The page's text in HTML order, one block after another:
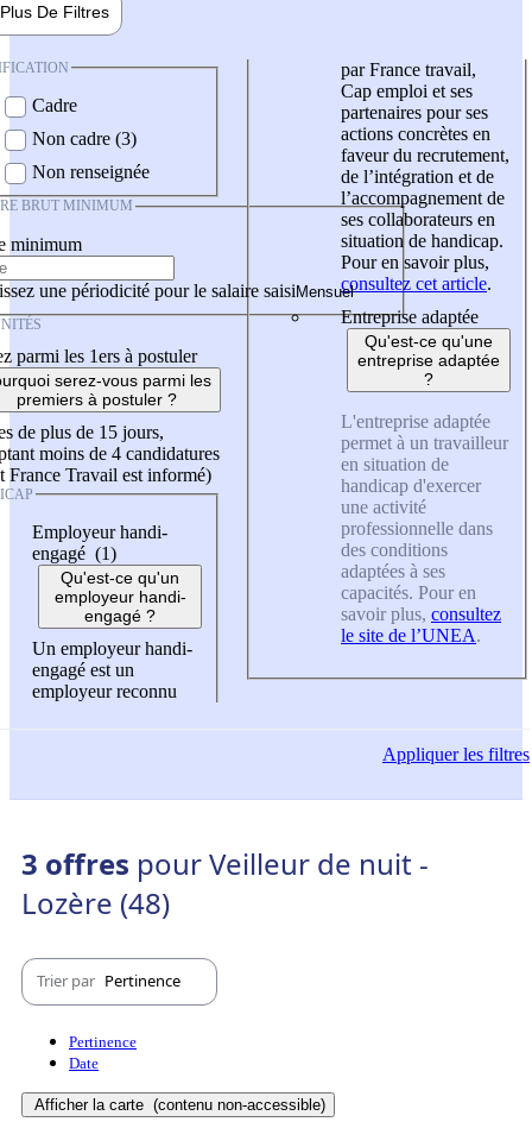
Plus De Filtres
Cadre
Non cadre (3)
Non renseignée
BRUT MINIMUM
minimum
une périodicité pour le salaire saisi
parmi les 1ers à postuler
serez-vous parmi les
premiers à postuler ?
de plus de 15 jours,
moins de 4 candidatures
France Travail est informé)
Employeur handi-
engagé (1)
Qu'est-ce qu'un
employeur handi-
engagé ?
Un employeur handi-
engagé est un
employeur reconnu
par France travail,
Cap emploi et ses
partenaires pour ses
actions concrètes en
faveur du recrutement,
de l’intégration et de
l’accompagnement de
ses collaborateurs en
situation de handicap.
Pour en savoir plus,
consultez cet article.
Entreprise adaptée
Qu'est-ce qu'une
entreprise adaptée
?
L'entreprise adaptée
permet à un travailleur
en situation de
handicap d'exercer
une activité
professionnelle dans
des conditions
adaptées à ses
capacités. Pour en
savoir plus, consultez
le site de l’UNEA.
Appliquerles filtres
3 offres pour Veilleur de nuit -
Lozère (48)
Trier par Pertinence
Pertinence
Date
Afficher la carte (contenu non-accessible)